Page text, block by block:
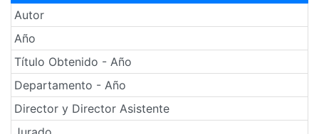
Autor
Año
Título Obtenido - Año
Departamento - Año
Director y Director Asistente